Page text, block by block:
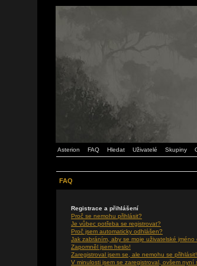
Asterion FAQ Hledat Uživatelé Skupiny
FAQ
Registrace a přihlášení
Proč se nemohu přihlásit?
Je vůbec potřeba se registrovat?
Proč jsem automaticky odhlášen?
Jak zabráním, aby se moje uživatelské
Zapomněl jsem heslo!
Zaregistroval jsem se, ale nemohu se přihlásit!
V minulosti jsem se zaregistroval, ovšem nyní